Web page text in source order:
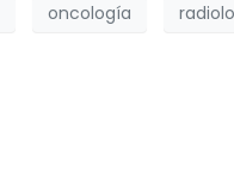
oncología